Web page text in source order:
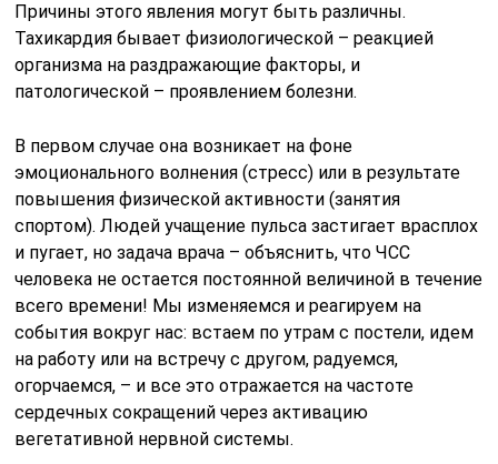
Причины этого явления могут быть различны.
Тахикардия бывает физиологической – реакцией
организма на раздражающие факторы, и
патологической – проявлением болезни.
В первом случае она возникает на фоне
эмоционального волнения (стресс) или в результате
повышения физической активности (занятия
спортом). Людей учащение пульса застигает врасплох
и пугает, но задача врача – объяснить, что ЧСС
человека не остается постоянной величиной в течение
всего времени! Мы изменяемся и реагируем на
события вокруг нас: встаем по утрам с постели, идем
на работу или на встречу с другом, радуемся,
огорчаемся, – и все это отражается на частоте
сердечных сокращений через активацию
вегетативной нервной системы.